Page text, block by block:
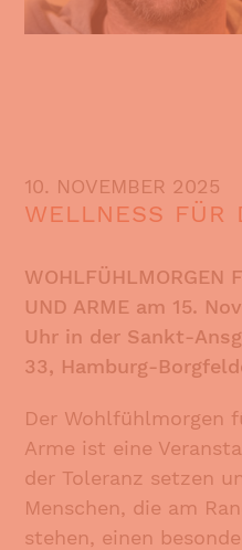
10. NOVEMBER 2025
WELLNESS FÜR
WOHLFÜHLMORGEN
UND ARME am 15.
Uhr in der Sankt-
33, Hamburg-
Der Wohlfühlmorgen
Arme ist eine
der Toleranz setzen
Menschen, die am
stehen, einen